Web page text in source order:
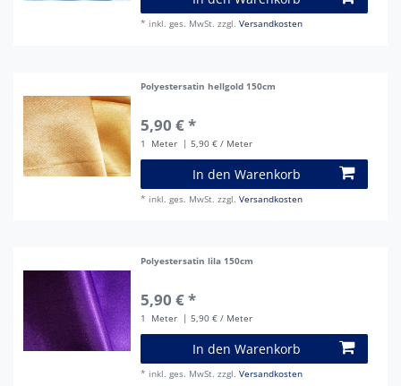
* inkl. ges. MwSt. zzgl.Versandkosten
Polyestersatin hellgold 150cm
5,90 € *
1 Meter | 5,90 € / Meter
In den Warenkorb
* inkl. ges. MwSt. zzgl.Versandkosten
Polyestersatin lila 150cm
5,90 € *
1 Meter | 5,90 € / Meter
In den Warenkorb
* inkl. ges. MwSt. zzgl.Versandkosten